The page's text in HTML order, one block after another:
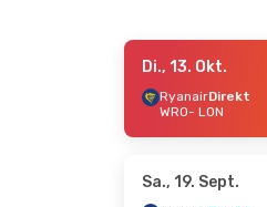
- Sa., 17. Okt.
Di., 13. Okt.
RyanairDirekt
WRO- LON
Sa., 19. Sept.